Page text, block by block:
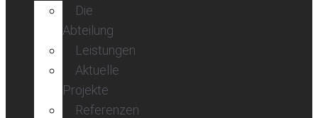
Die
Abteilung
Leistungen
Aktuelle
Projekte
Referenzen